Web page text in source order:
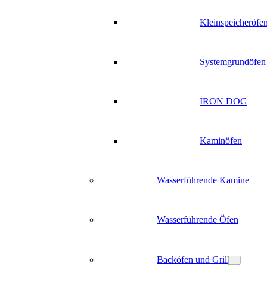
Systemgrundöfen
IRON DOG
Kaminöfen
Wasserführende Kamine
Wasserführende Öfen
Backöfen und Grill